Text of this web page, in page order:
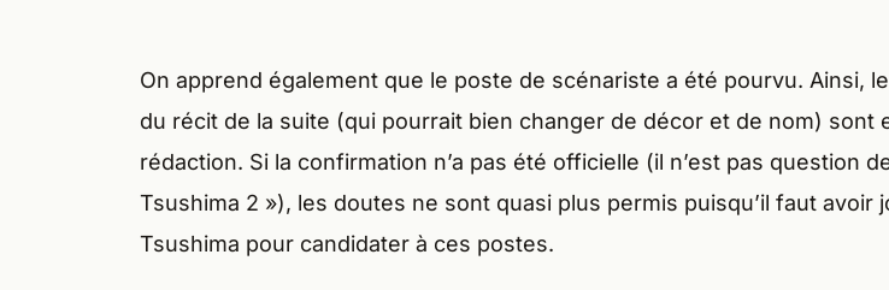
On apprend également que le poste de scénariste a été pourvu. Ainsi,
du récit de la suite (qui pourrait bien changer de décor et de nom) sont
rédaction. Si la confirmation n’a pas été officielle (il n’est pas question
Tsushima 2 »), les doutes ne sont quasi plus permis puisqu’il faut avoir
Tsushima pour candidater à ces postes.